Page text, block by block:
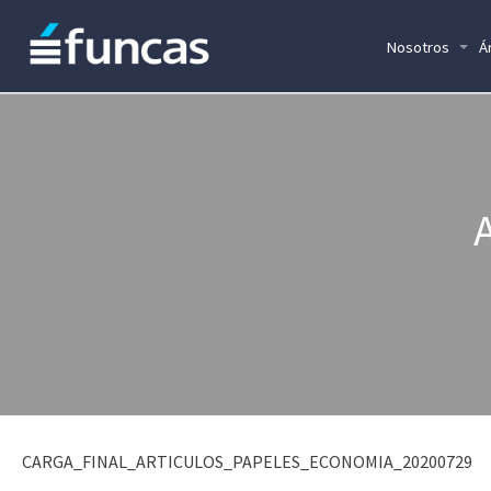
Nosotros
CARGA_FINAL_ARTICULOS_PAPELES_ECONOMIA_20200729